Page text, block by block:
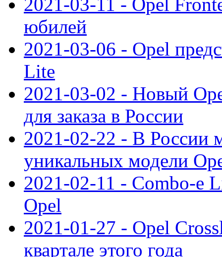
юбилей
2021-03-06 - Opel
Lite
2021-03-02 - Новый
для заказа в России
2021-02-22 - В России
уникальных модели
2021-02-11 - Combo-e
Opel
2021-01-27 - Opel
квартале этого года